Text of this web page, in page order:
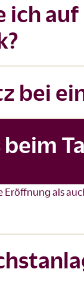
auf
bei
Eröffnung als